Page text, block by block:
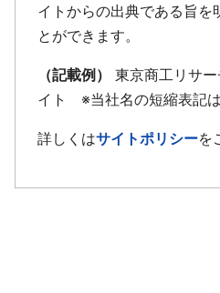
イトからの出典である旨を
とができます。
（記載例）
東京商工リサ
イト ※当社名の短縮表記は
詳しくはサイトポリシーを